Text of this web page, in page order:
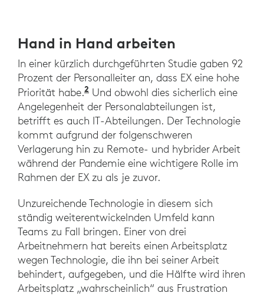
Hand in Hand arbeiten
In einer kürzlich durchgeführten Studie gaben 92
Prozent der Personalleiter an, dass EX eine hohe
Priorität habe.2 „Transforming Employee
Und obwohl dies sicherlich eine
Angelegenheit der Personalabteilungen ist,
betrifft es auch IT-Abteilungen. Der Technologie
kommt aufgrund der folgenschweren
Verlagerung hin zu Remote- und hybrider Arbeit
während der Pandemie eine wichtigere Rolle im
Rahmen der EX zu als je zuvor.
Unzureichende Technologie in diesem sich
ständig weiterentwickelnden Umfeld kann
Teams zu Fall bringen. Einer von drei
Arbeitnehmern hat bereits einen Arbeitsplatz
wegen Technologie, die ihn bei seiner Arbeit
behindert, aufgegeben, und die Hälfte wird ihren
Arbeitsplatz „wahrscheinlich“ aus Frustration